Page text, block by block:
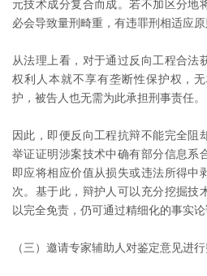
元技术成分复合而成。若不加区分地
必会导致量刑畸重，有违罪刑相适应原
从法理上看，对于通过反向工程合法
权利人本就不享有垄断性保护权，
护，被告人也无需为此承担刑事责任。
因此，即便反向工程抗辩不能完全阻
举证证明涉案技术中确有部分信息系
即应将相应价值从损失或违法所得中
次。基于此，辩护人可以充分挖掘技
以完全免责，仍可通过精细化的事实论
（三）邀请专家辅助人对鉴定意见进